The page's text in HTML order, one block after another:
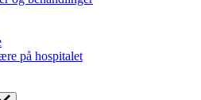
på hospitalet